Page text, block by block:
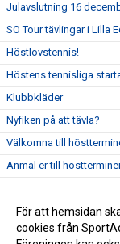
Julavslutning 16
SO Tour tävlingar i Lilla
Höstlovstennis!
Höstens tennisliga
Klubbkläder
Nyfiken på att tävla?
Välkomna till
Anmäl er till
Välkommen till vår nya
Pensionärserbjudande
För att hemsidan
cookies från